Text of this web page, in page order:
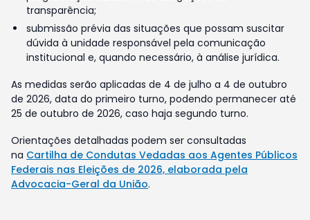
transparência;
submissão prévia das situações que possam suscitar
dúvida à unidade responsável pela comunicação
institucional e, quando necessário, à análise jurídica.
As medidas serão aplicadas de 4 de julho a 4 de outubro
de 2026, data do primeiro turno, podendo permanecer até
25 de outubro de 2026, caso haja segundo turno.
Orientações detalhadas podem ser consultadas
na Cartilha de Condutas Vedadas aos Agentes Públicos
Federais nas Eleições de 2026, elaborada pela
Advocacia-Geral da União.